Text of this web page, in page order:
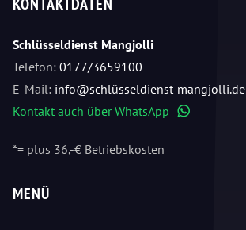
KONTAKTDATEN
Schlüsseldienst Mangjolli
Telefon: 0177/3659100
E-Mail: info@schlüsseldienst-mangjolli.de
Kontakt auch über WhatsApp
*= plus 36,-€ Betriebskosten
MENÜ